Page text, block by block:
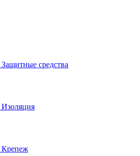
Защитные средства
Изоляция
Крепеж